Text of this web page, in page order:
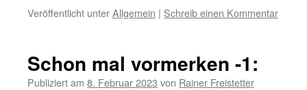
Veröffentlicht unterAllgemein | Schreib einen Kommentar
Schon mal vormerken -1:
Publiziert am 8. Februar 2023 von Rainer Freistetter